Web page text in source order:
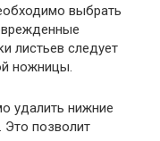
выбрать
листьев следует
ножницы.
удалить нижние
Это позволит